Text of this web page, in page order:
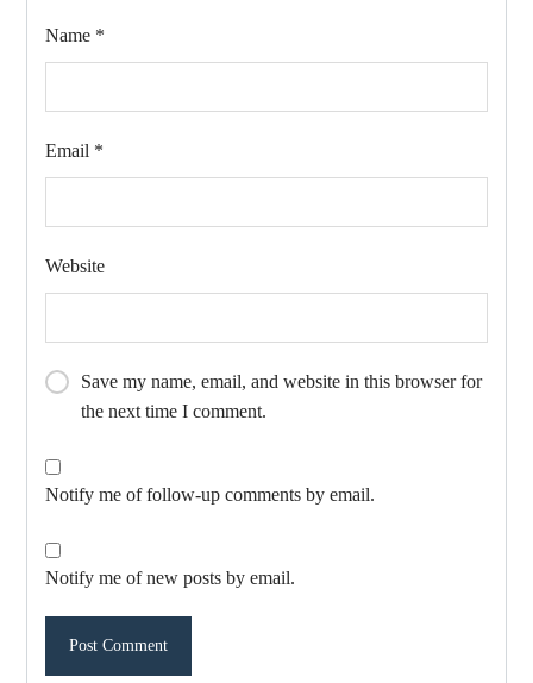
Name *
Email *
Website
Save my name, email, and website in this browser for
the next time I comment.
Notify me of follow-up comments by email.
Notify me of new posts by email.